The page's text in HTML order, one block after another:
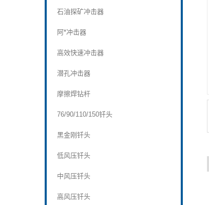
石油探矿冲击器
阿*冲击器
高效快速冲击器
潜孔冲击器
摩擦焊钻杆
76/90/110/150钎头
黑金刚钎头
低风压钎头
中风压钎头
高风压钎头